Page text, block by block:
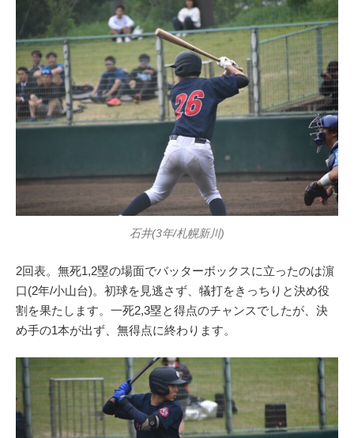
石井(3年/札幌新川)
2回表。無死1,2塁の場面でバッターボックスに立ったのは濵
口(2年/小山台)。初球を見逃さず、犠打をきっちりと決め役
割を果たします。一死2,3塁と得点のチャンスでしたが、決
め手の1本が出ず、無得点に終わります。